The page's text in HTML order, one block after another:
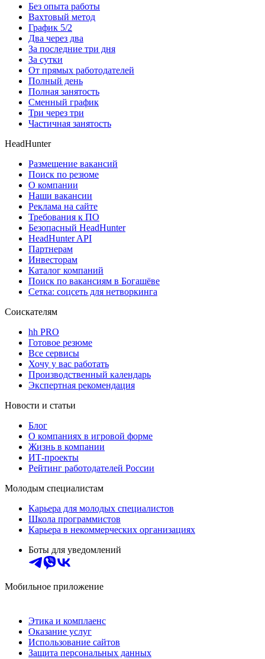
Без опыта работы
Вахтовый метод
График 5/2
Два через два
За последние три дня
За сутки
От прямых работодателей
Полный день
Полная занятость
Сменный график
Три через три
Частичная занятость
HeadHunter
Размещение вакансий
Поиск по резюме
О компании
Наши вакансии
Реклама на сайте
Требования к ПО
Безопасный HeadHunter
HeadHunter API
Партнерам
Инвесторам
Каталог компаний
Поиск по вакансиям в Богашёве
Сетка: соцсеть для нетворкинга
Соискателям
hh PRO
Готовое резюме
Все сервисы
Хочу у вас работать
Производственный календарь
Экспертная рекомендация
Новости и статьи
Блог
О компаниях в игровой форме
Жизнь в компании
ИТ-проекты
Рейтинг работодателей России
Молодым специалистам
Карьера для молодых специалистов
Школа программистов
Карьера в некоммерческих организациях
Боты для уведомлений
Мобильное приложение
Этика и комплаенс
Оказание услуг
Использование сайтов
Защита персональных данных